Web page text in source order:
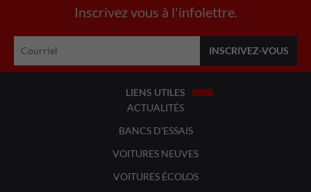
Inscrivez vous à l'infolettre.
LIENS UTILES
ACTUALITÉS
BANCS D'ESSAIS
VOITURES NEUVES
VOITURES ÉCOLOS